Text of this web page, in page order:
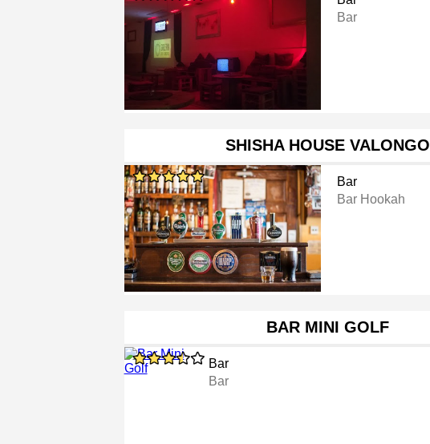
Bar
SHISHA HOUSE VALONGO
Bar
Bar Hookah
BAR MINI GOLF
Bar
Bar